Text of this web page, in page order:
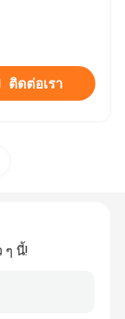
ติดต่อเรา
ๆ นี้!